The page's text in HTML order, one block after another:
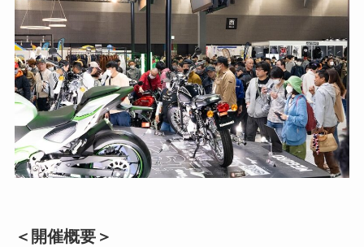
＜開催概要＞